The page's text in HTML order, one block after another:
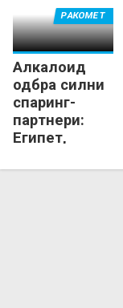
Алкалоид
одбра силни
спаринг-
партнери:
Египет,
Прилеп...
РАКОМЕТ